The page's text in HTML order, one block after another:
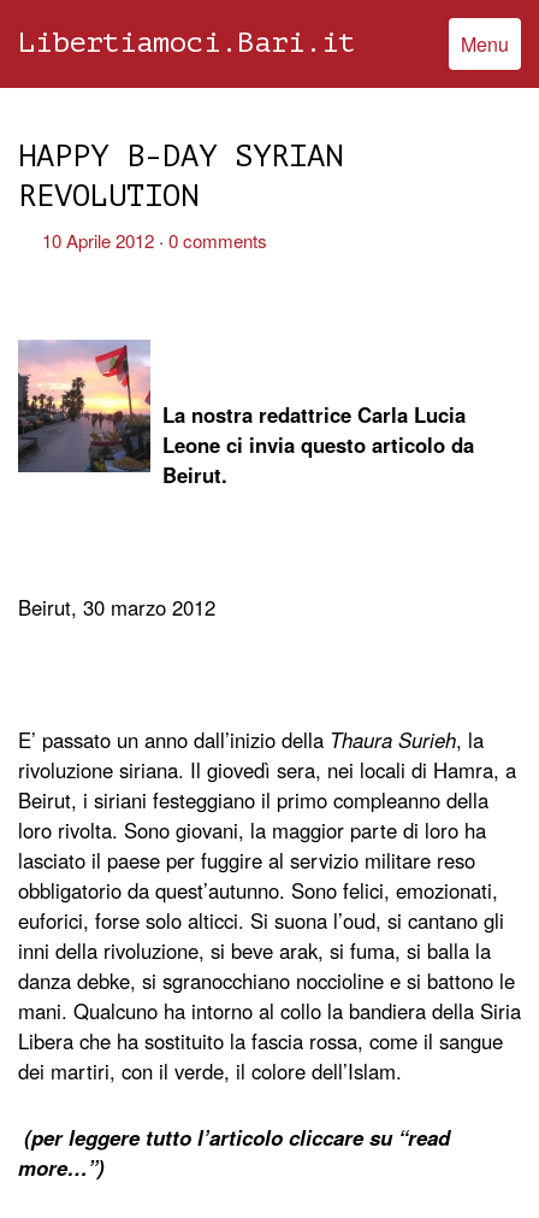
Libertiamoci.Bari.it Menu
HAPPY B-DAY SYRIAN
REVOLUTION
10 Aprile 2012 0 comments
La nostra redattrice Carla Lucia
Leone ci invia questo articolo da
Beirut.
Beirut, 30 marzo 2012
E’ passato un anno dall’inizio della Thaura Surieh, la
rivoluzione siriana. Il giovedì sera, nei locali di Hamra, a
Beirut, i siriani festeggiano il primo compleanno della
loro rivolta. Sono giovani, la maggior parte di loro ha
lasciato il paese per fuggire al servizio militare reso
obbligatorio da quest’autunno. Sono felici, emozionati,
euforici, forse solo alticci. Si suona l’oud, si cantano gli
inni della rivoluzione, si beve arak, si fuma, si balla la
danza debke, si sgranocchiano noccioline e si battono le
mani. Qualcuno ha intorno al collo la bandiera della Siria
Libera che ha sostituito la fascia rossa, come il sangue
dei martiri, con il verde, il colore dell’Islam.
(per leggere tutto l’articolo cliccare su “read
more…”)